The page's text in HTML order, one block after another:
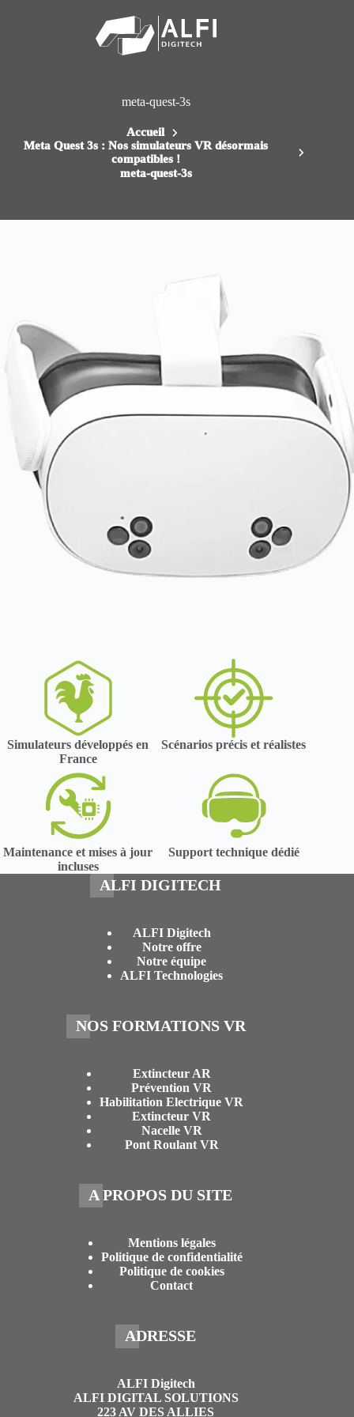
meta-quest-3s
Accueil
Meta Quest 3s : Nos simulateurs VR désormais
compatibles !
meta-quest-3s
Simulateurs développés en
France
Scénarios précis et réalistes
Maintenance et mises à jour
incluses
Support technique dédié
ALFI DIGITECH
ALFI Digitech
Notre offre
Notre équipe
ALFI Technologies
NOS FORMATIONS VR
Extincteur AR
Prévention VR
Habilitation Electrique VR
Extincteur VR
Nacelle VR
Pont Roulant VR
A PROPOS DU SITE
Mentions légales
Politique de confidentialité
Politique de cookies
Contact
ADRESSE
ALFI Digitech
ALFI DIGITAL SOLUTIONS
223 AV DES ALLIES